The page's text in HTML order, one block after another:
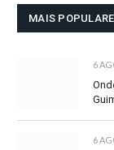
MAIS
6
6